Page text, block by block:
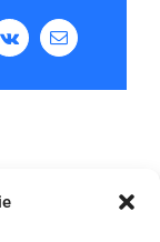
Vk Email